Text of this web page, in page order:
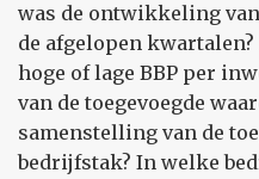
was de ontwikkeling
de afgelopen
hoge of lage BBP per
van de toegevoegde
samenstelling van de
bedrijfstak? In welke